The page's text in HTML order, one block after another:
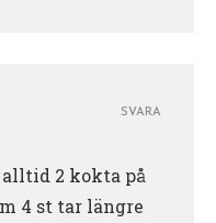
alltid 2 kokta på
4 st tar längre
SVARA